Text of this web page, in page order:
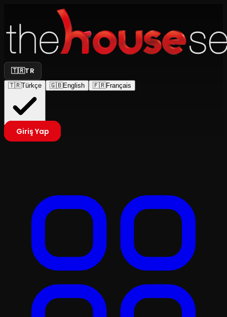
🇹🇷TR
🇹🇷Türkçe 🇬🇧English 🇫🇷Français
Giriş Yap